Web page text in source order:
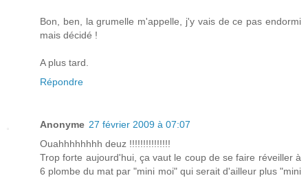
Bon, ben, la grumelle m'appelle, j'y vais de ce pas endormi
mais décidé !
A plus tard.
Répondre
Anonyme 27 février 2009 à 07:07
Ouahhhhhhhh deuz !!!!!!!!!!!!!!!
Trop forte aujourd'hui, ça vaut le coup de se faire réveiller à
6 plombe du mat par "mini moi" qui serait d'ailleur plus "mini